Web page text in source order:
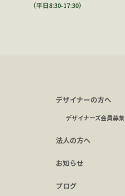
（平日8:30-17:30）
デザイナーの方へ
デザイナーズ会員募集
法人の方へ
お知らせ
ブログ